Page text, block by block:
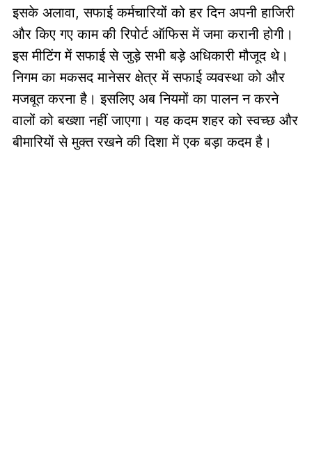
इसके अलावा, सफाई कर्मचारियों को हर दिन अपनी हाजिरी
और किए गए काम की रिपोर्ट ऑफिस में जमा करानी होगी।
इस मीटिंग में सफाई से जुड़े सभी बड़े अधिकारी मौजूद थे।
निगम का मकसद मानेसर क्षेत्र में सफाई व्यवस्था को और
मजबूत करना है। इसलिए अब नियमों का पालन न करने
वालों को बख्शा नहीं जाएगा। यह कदम शहर को स्वच्छ और
बीमारियों से मुक्त रखने की दिशा में एक बड़ा कदम है।